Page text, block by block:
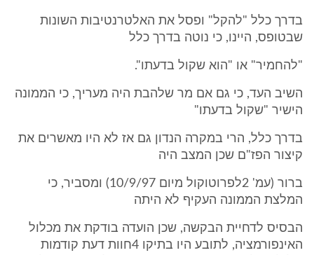
בדרך כלל "להקל" ופסל את האלטרנטיבות השונות
שבטופס, היינו, כי נוטה בדרך כלל
"להחמיר" או "הוא שקול בדעתו".
השיב העד, כי גם אם מר שלהבת היה מעריך, כי הממונה
הישיר "שקול בדעתו"
בדרך כלל, הרי במקרה הנדון גם אז לא היו מאשרים את
קיצור הפז"ם שכן המצב היה
ברור (עמ' 2לפרוטוקול מיום 10/9/97) ומסביר, כי
המלצת הממונה העקיף לא היתה
הבסיס לדחיית הבקשה, שכן הועדה בודקת את מכלול
האינפורמציה, לתובע היו בתיקו 4חוות דעת קודמות